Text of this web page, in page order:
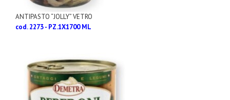
ANTIPASTO “JOLLY” VETRO
cod. 2273 - PZ.1X1700 ML